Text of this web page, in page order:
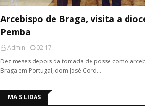
Arcebispo de Braga, visita a
Pemba
Admin
02:17
Dez meses depois da tomada de posse como
Braga em Portugal, dom José Cord…
MAIS LIDAS